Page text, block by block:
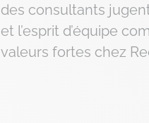
des consultants
et l’esprit d’équipe
valeurs fortes chez